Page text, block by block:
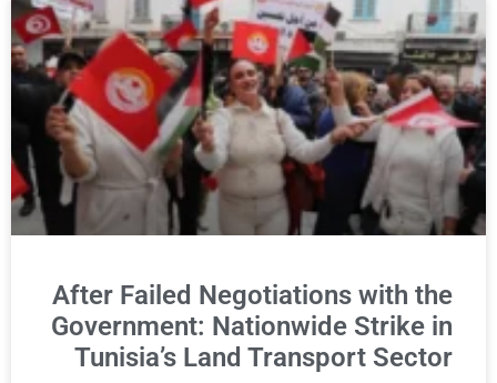
After Failed Negotiations with the
Government: Nationwide Strike in
Tunisia’s Land Transport Sector